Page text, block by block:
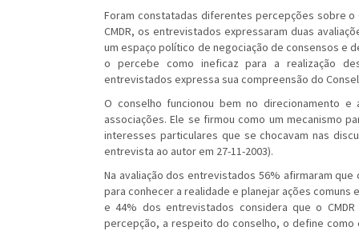
Foram constatadas diferentes percepções sobre o
CMDR, os entrevistados expressaram duas
um espaço político de negociação de consensos e
o percebe como ineficaz para a realização
entrevistados expressa sua compreensão do
O conselho funcionou bem no direcionamento
associações. Ele se firmou como um mecanismo
interesses particulares que se chocavam nas
entrevista ao autor em 27-11-2003).
Na avaliação dos entrevistados 56% afirmaram
para conhecer a realidade e planejar ações
e 44% dos entrevistados considera que o
percepção, a respeito do conselho, o define